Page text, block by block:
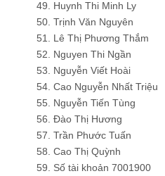
49. Huynh Thi Minh Ly
50. Trịnh Văn Nguyên
51. Lê Thị Phương Thắm
52. Nguyen Thi Ngần
53. Nguyễn Viết Hoài
54. Cao Nguyễn Nhất Triệu
55. Nguyễn Tiến Tùng
56. Đào Thị Hương
57. Trần Phước Tuấn
58. Cao Thị Quỳnh
59. Số tài khoản 7001900